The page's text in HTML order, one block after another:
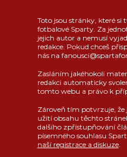
Toto jsou stránky, které si
fotbalové Sparty. Za
jejich autor a nemusí
redakce. Pokud chceš
nás na
Zasláním jakéhokoli
redakci automaticky
tomto webu a právo k
Zároveň tím potvrzuje, že
užití obsahu těchto
dalšího zpřístupňování
písemného souhlasu
naší registrace a diskuze.